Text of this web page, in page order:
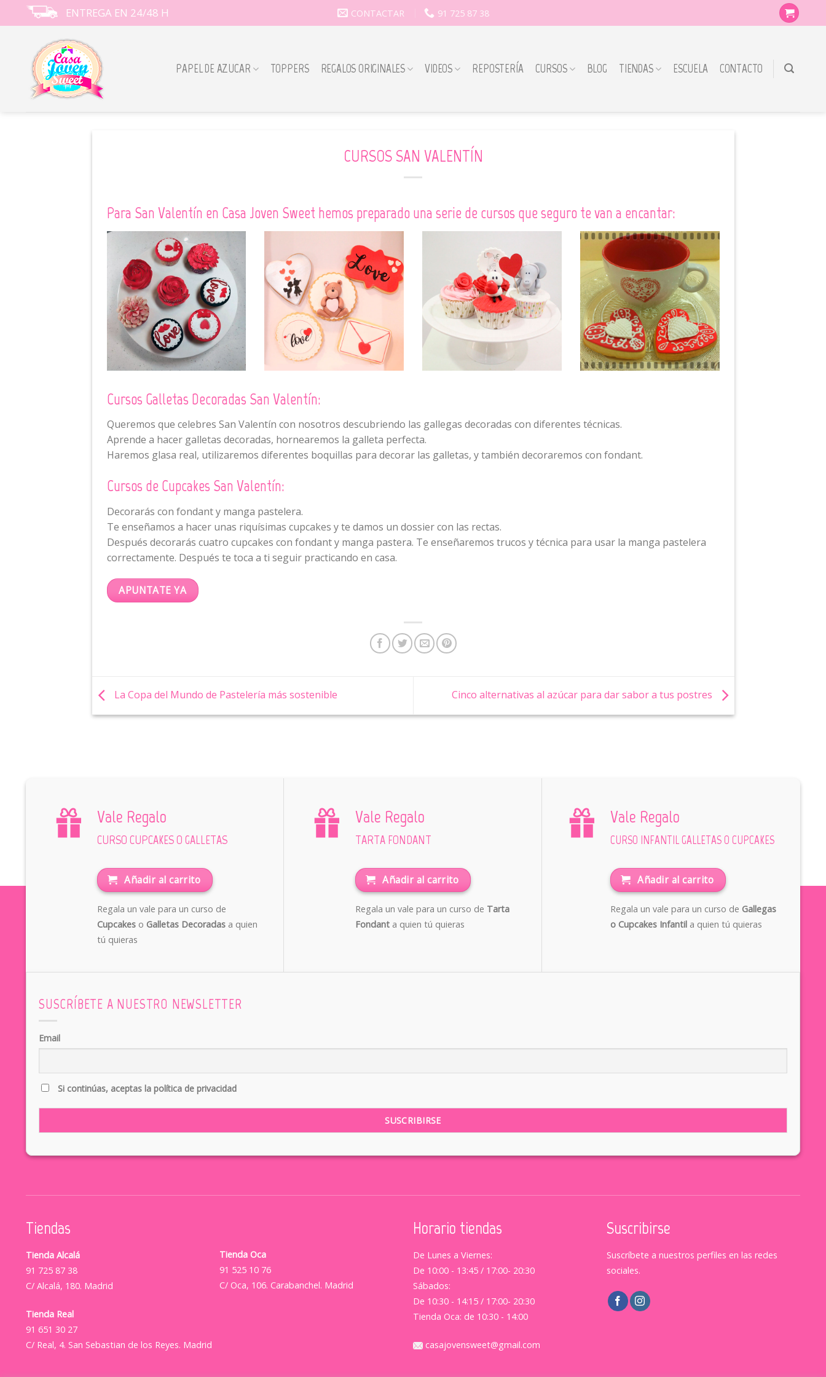
to
ENTREGA EN 24/48 H CONTACTAR 91 725 87 38
PAPEL DE AZUCAR TOPPERS REGALOS ORIGINALES VIDEOS REPOSTERÍA CURSOS BLOG TIENDAS ESCUELA CONTACTO
CURSOS SAN VALENTÍN
Para San Valentín en Casa Joven Sweet hemos preparado una serie de cursos que seguro te van a encantar:
Cursos Galletas Decoradas San Valentín:
Queremos que celebres San Valentín con nosotros descubriendo las gallegas decoradas con diferentes técnicas.
Aprende a hacer galletas decoradas, hornearemos la galleta perfecta.
Haremos glasa real, utilizaremos diferentes boquillas para decorar las galletas, y también decoraremos con fondant.
Cursos de Cupcakes San Valentín:
Decorarás con fondant y manga pastelera.
Te enseñamos a hacer unas riquísimas cupcakes y te damos un dossier con las rectas.
Después decorarás cuatro cupcakes con fondant y manga pastera. Te enseñaremos trucos y técnica para usar la manga pastelera
correctamente. Después te toca a ti seguir practicando en casa.
APUNTATE YA
La Copa del Mundo de Pastelería más sostenible Cinco alternativas al azúcar para dar sabor a tus postres
Vale Regalo
CURSO CUPCAKES O GALLETAS
Añadir al carrito
Regala un vale para un curso de
Cupcakes o Galletas Decoradas a quien
tú quieras
Vale Regalo
TARTA FONDANT
Añadir al carrito
Regala un vale para un curso de Tarta
Fondant a quien tú quieras
Vale Regalo
CURSO INFANTIL GALLETAS O CUPCAKES
Añadir al carrito
Regala un vale para un curso de Gallegas
o Cupcakes Infantil a quien tú quieras
SUSCRÍBETE A NUESTRO NEWSLETTER
Email
Si continúas, aceptas la política de privacidad
Tiendas
Tienda Alcalá
91 725 87 38
C/ Alcalá, 180. Madrid
Tienda Real
91 651 30 27
C/ Real, 4. San Sebastian de los Reyes. Madrid
Tienda Oca
91 525 10 76
C/ Oca, 106. Carabanchel. Madrid
Horario tiendas
De Lunes a Viernes:
De 10:00 - 13:45 / 17:00- 20:30
Sábados:
De 10:30 - 14:15 / 17:00- 20:30
Tienda Oca: de 10:30 - 14:00
casajovensweet@gmail.com
Suscribirse
Suscríbete a nuestros perfiles en las redes
sociales.